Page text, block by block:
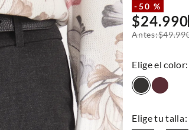
-50 %
$24.990
$49.
: